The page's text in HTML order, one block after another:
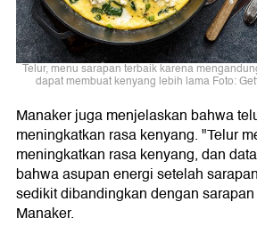
Telur, menu sarapan terbaik karena
dapat membuat kenyang lebih lama Foto:
Manaker juga menjelaskan bahwa
meningkatkan rasa kenyang. "Telur
meningkatkan rasa kenyang, dan
bahwa asupan energi setelah
sedikit dibandingkan dengan
Manaker.